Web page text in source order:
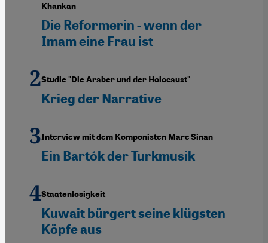
Khankan
Die Reformerin - wenn der
Imam eine Frau ist
Studie "Die Araber und der Holocaust"
Krieg der Narrative
Interview mit dem Komponisten Marc Sinan
Ein Bartók der Turkmusik
Staatenlosigkeit
Kuwait bürgert seine klügsten
Köpfe aus